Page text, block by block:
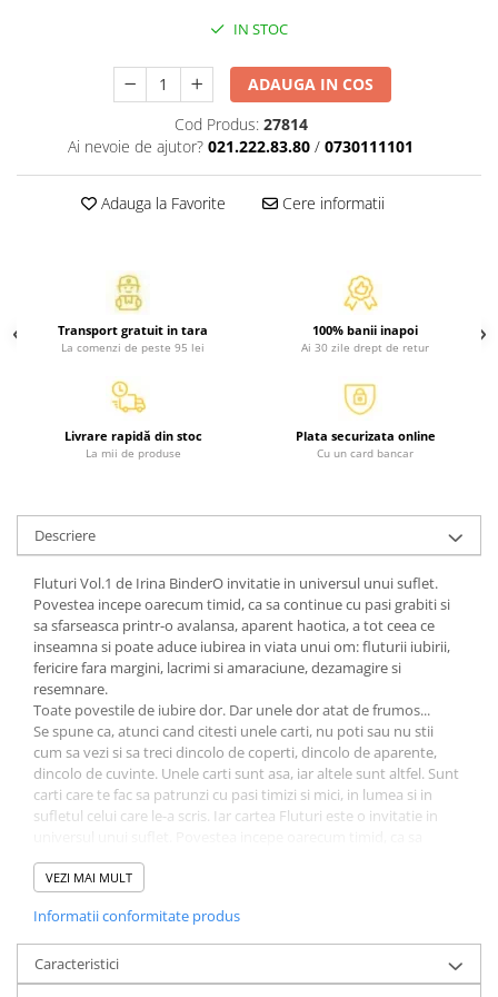
Carte prescolara
Carti de colorat
Grafice
Povesti pentru copii
Dictionare si enciclopedii
Atlase, dictionare si enciclopedii
Dictionare tematice
Diete si fitness
Fitness si frumusete
Diverse
Diverse
Feng Shui
Medicina alternativa
Sa nu razi :((
Drept
Legislatie
Fictiune
Actiune si Aventura
Actiune,aventura
Crime, Thriller, Mistery
Fantasy
Literatura de divertisment
IN STOC
ADAUGA IN COS
Cod Produs: 27814
Ai nevoie de ajutor? 021.222.83.80 / 0730111101
Adauga la Favorite Cere informatii
Transport gratuit in tara
La comenzi de peste 95 lei
100% banii inapoi
Ai 30 zile drept de retur
Livrare rapidă din stoc
La mii de produse
Plata securizata online
Cu un card bancar
Descriere
Fluturi Vol.1 de Irina BinderO invitatie in universul unui suflet.
Povestea incepe oarecum timid, ca sa continue cu pasi grabiti si
sa sfarseasca printr-o avalansa, aparent haotica, a tot ceea ce
inseamna si poate aduce iubirea in viata unui om: fluturii iubirii,
fericire fara margini, lacrimi si amaraciune, dezamagire si
resemnare.
Toate povestile de iubire dor. Dar unele dor atat de frumos...
Se spune ca, atunci cand citesti unele carti, nu poti sau nu stii
cum sa vezi si sa treci dincolo de coperti, dincolo de aparente,
dincolo de cuvinte. Unele carti sunt asa, iar altele sunt altfel. Sunt
carti care te fac sa patrunzi cu pasi timizi si mici, in lumea si in
sufletul celui care le-a scris. Iar cartea Fluturi este o invitatie in
haotica, a tot ceea ce inseamna si poate aduce iubirea in viata
dezamagire si resemnare.
Un mesaj de la Irina Binder
Citind cartea, descoperi magia fluturilor, care intr-o singura zi se
nasc, iubesc si mor. Ei asista la propria lor nastere si isi traiesc
VEZI MAI MULT
Informatii conformitate produs
Caracteristici